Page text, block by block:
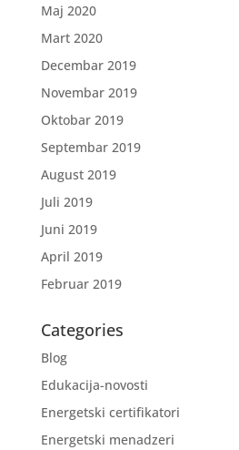
Maj 2020
Mart 2020
Decembar 2019
Novembar 2019
Oktobar 2019
Septembar 2019
August 2019
Juli 2019
Juni 2019
April 2019
Februar 2019
Categories
Blog
Edukacija-novosti
Energetski certifikatori
Energetski menadzeri